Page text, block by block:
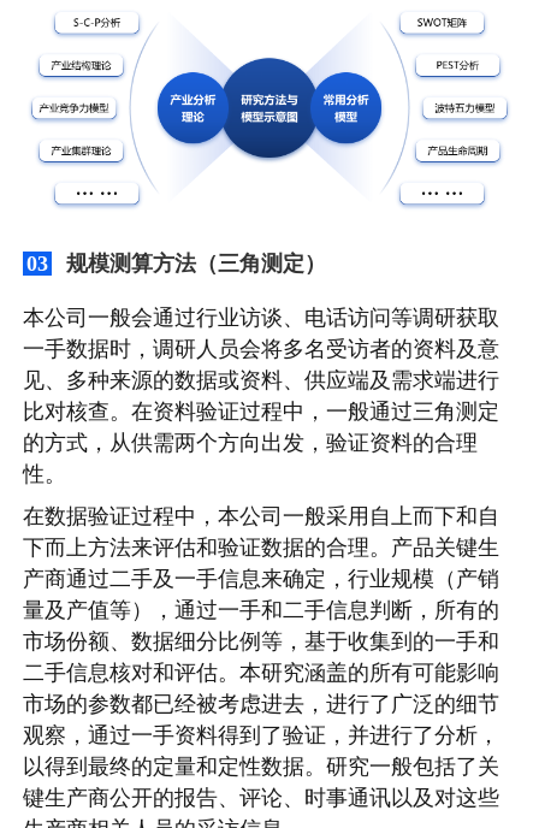
03 规模测算方法（三角测定）
本公司一般会通过行业访谈、电话访问等调研获取
一手数据时，调研人员会将多名受访者的资料及意
见、多种来源的数据或资料、供应端及需求端进行
比对核查。在资料验证过程中，一般通过三角测定
的方式，从供需两个方向出发，验证资料的合理
性。
在数据验证过程中，本公司一般采用自上而下和自
下而上方法来评估和验证数据的合理。产品关键生
产商通过二手及一手信息来确定，行业规模（产销
量及产值等），通过一手和二手信息判断，所有的
市场份额、数据细分比例等，基于收集到的一手和
二手信息核对和评估。本研究涵盖的所有可能影响
市场的参数都已经被考虑进去，进行了广泛的细节
观察，通过一手资料得到了验证，并进行了分析，
以得到最终的定量和定性数据。研究一般包括了关
键生产商公开的报告、评论、时事通讯以及对这些